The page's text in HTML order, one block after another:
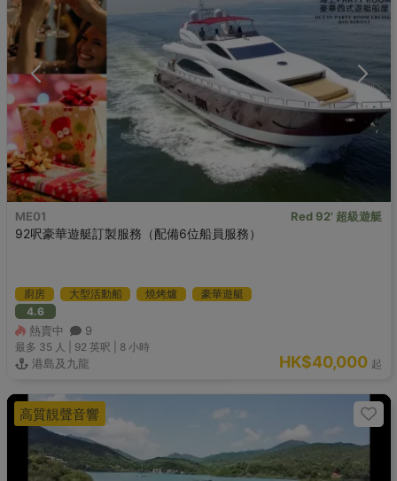
ME01 Red 92' 超級遊艇
92呎豪華遊艇訂製服務（配備6位船員服務）
廚房 大型活動船 燒烤爐
豪華遊艇
4.6
熱賣中 9
最多 35 人 | 92 英呎 8 小時
港島及九龍 HK$40,000 起
高質靚聲音響